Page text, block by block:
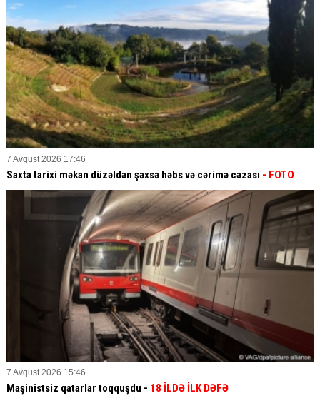
7 Avqust 2026 17:46
Saxta tarixi məkan düzəldən şəxsə həbs və cərimə cəzası - FOTO
7 Avqust 2026 15:46
Maşinistsiz qatarlar toqquşdu - 18 İLDƏ İLK DƏFƏ